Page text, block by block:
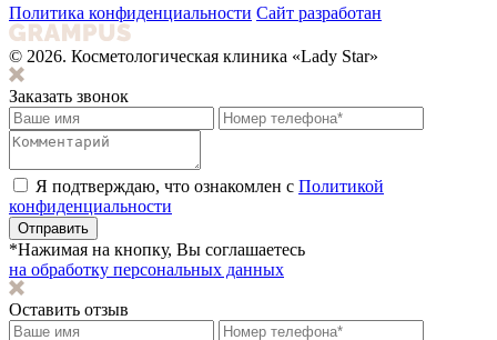
Политика конфиденциальности Сайт разработан
© 2026. Косметологическая клиника «Lady Star»
Заказать звонок
Я подтверждаю, что ознакомлен с Политикой
конфиденциальности
Отправить
*Нажимая на кнопку, Вы соглашаетесь
на обработку персональных данных
Оставить отзыв